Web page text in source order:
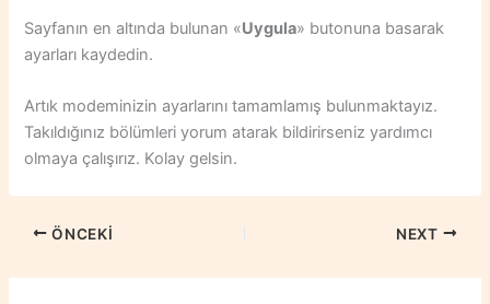
Sayfanın en altında bulunan «Uygula» butonuna basarak
ayarları kaydedin.
Artık modeminizin ayarlarını tamamlamış bulunmaktayız.
Takıldığınız bölümleri yorum atarak bildirirseniz yardımcı
olmaya çalışırız. Kolay gelsin.
ÖNCEKI NEXT